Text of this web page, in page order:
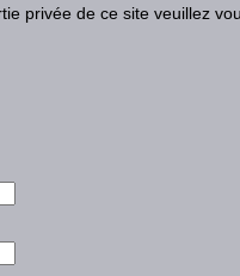
privée de ce site veuillez